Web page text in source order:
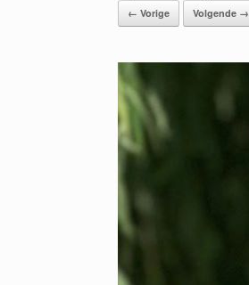
← Vorige Volgende →